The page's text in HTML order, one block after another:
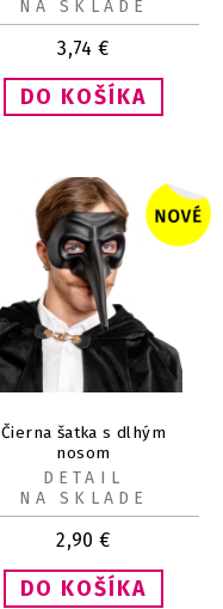
3,74 €
NA SKLADE
Čierna šatka s dlhým
nosom
2,90 €
DETAIL
NA SKLADE